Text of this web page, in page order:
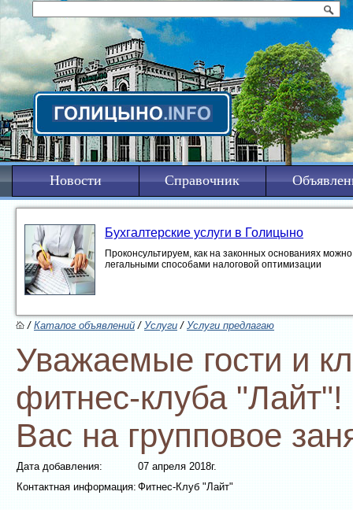
Новости Справочник
Бухгалтерские услуги в Голицыно
Проконсультируем, как на законных основаниях
легальными способами налоговой оптимизации
/Каталог объявлений/Услуги /Услуги предлагаю
Уважаемые гости и
фитнес-клуба
Вас на групповое
Дата добавления:
07 апреля 2018г.
Контактная информация:Фитнес-Клуб "Лайт"